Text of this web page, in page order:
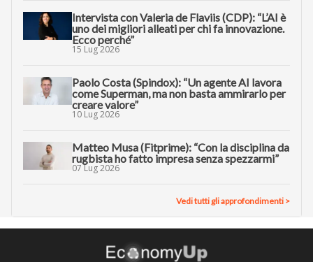
Intervista con Valeria de Flaviis (CDP): “L’AI è
uno dei migliori alleati per chi fa innovazione.
Ecco perché”
15 Lug 2026
Paolo Costa (Spindox): “Un agente AI lavora
come Superman, ma non basta ammirarlo per
creare valore”
10 Lug 2026
Matteo Musa (Fitprime): “Con la disciplina da
rugbista ho fatto impresa senza spezzarmi”
07 Lug 2026
Vedi tutti gli approfondimenti >